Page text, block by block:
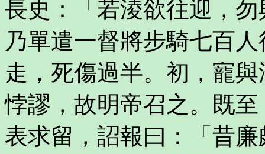
長史：「若淩欲往迎，
乃單遣一督將步騎七百
走，死傷過半。初，寵
悖謬，故明帝召之。既
表求留，詔報曰：「昔